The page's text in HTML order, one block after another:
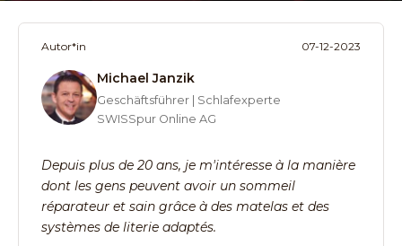
07-12-2023
Autor*in
Michael Janzik
Geschäftsführer | Schlafexperte
SWISSpur Online AG
Depuis plus de 20 ans, je m'intéresse à la manière
dont les gens peuvent avoir un sommeil
réparateur et sain grâce à des matelas et des
systèmes de literie adaptés.